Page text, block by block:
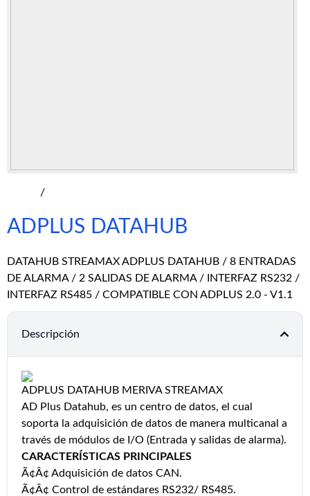
/
ADPLUS DATAHUB
DATAHUB STREAMAX ADPLUS DATAHUB / 8 ENTRADAS
DE ALARMA / 2 SALIDAS DE ALARMA / INTERFAZ RS232 /
INTERFAZ RS485 / COMPATIBLE CON ADPLUS 2.0 - V1.1
Descripción
ADPLUS DATAHUB MERIVA STREAMAX
AD Plus Datahub, es un centro de datos, el cual
soporta la adquisición de datos de manera multicanal a
través de módulos de I/O (Entrada y salidas de alarma).
CARACTERÍSTICAS PRINCIPALES
Ã¢Â¢ Adquisición de datos CAN.
Ã¢Â¢ Control de estándares RS232/ RS485.